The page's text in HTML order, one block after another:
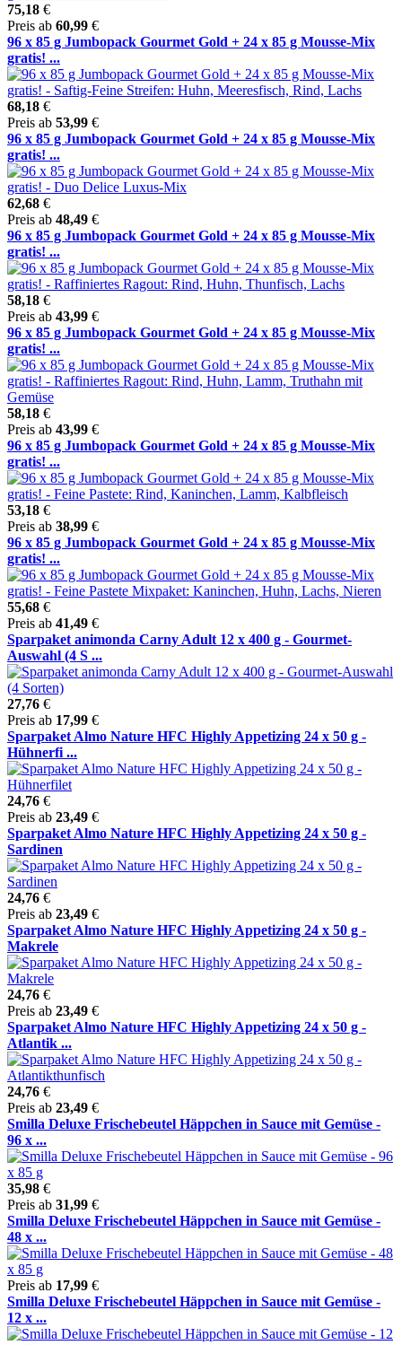
75,18 €
Preis ab 60,99 €
96 x 85 g Jumbopack Gourmet Gold + 24 x 85 g Mousse-Mix
gratis! ...
68,18 €
Preis ab 53,99 €
96 x 85 g Jumbopack Gourmet Gold + 24 x 85 g Mousse-Mix
gratis! ...
62,68 €
Preis ab 48,49 €
96 x 85 g Jumbopack Gourmet Gold + 24 x 85 g Mousse-Mix
gratis! ...
58,18 €
Preis ab 43,99 €
96 x 85 g Jumbopack Gourmet Gold + 24 x 85 g Mousse-Mix
gratis! ...
58,18 €
Preis ab 43,99 €
96 x 85 g Jumbopack Gourmet Gold + 24 x 85 g Mousse-Mix
gratis! ...
53,18 €
Preis ab 38,99 €
96 x 85 g Jumbopack Gourmet Gold + 24 x 85 g Mousse-Mix
gratis! ...
55,68 €
Preis ab 41,49 €
Sparpaket animonda Carny Adult 12 x 400 g - Gourmet-
Auswahl (4 S ...
27,76 €
Preis ab 17,99 €
Sparpaket Almo Nature HFC Highly Appetizing 24 x 50 g -
Hühnerfi ...
24,76 €
Preis ab 23,49 €
Sparpaket Almo Nature HFC Highly Appetizing 24 x 50 g -
Sardinen
24,76 €
Preis ab 23,49 €
Sparpaket Almo Nature HFC Highly Appetizing 24 x 50 g -
Makrele
24,76 €
Preis ab 23,49 €
Sparpaket Almo Nature HFC Highly Appetizing 24 x 50 g -
Atlantik ...
24,76 €
Preis ab 23,49 €
Smilla Deluxe Frischebeutel Häppchen in Sauce mit Gemüse -
96 x ...
35,98 €
Preis ab 31,99 €
Smilla Deluxe Frischebeutel Häppchen in Sauce mit Gemüse -
48 x ...
Preis ab 17,99 €
Smilla Deluxe Frischebeutel Häppchen in Sauce mit Gemüse -
12 x ...